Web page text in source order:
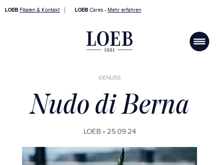
LOEB Filialen & Kontakt LOEB Cares - Mehr erfahren
GENUSS
Nudo di Berna
LOEB • 25.09.24